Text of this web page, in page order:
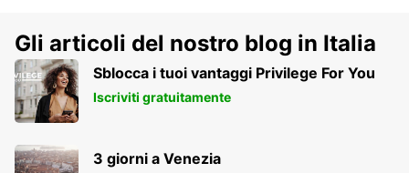
Gli articoli del nostro blog in Italia
Sblocca i tuoi vantaggi Privilege For You
Iscriviti gratuitamente
3 giorni a Venezia